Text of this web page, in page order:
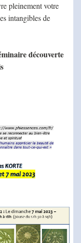
pleinement votre
intangibles de
découverte